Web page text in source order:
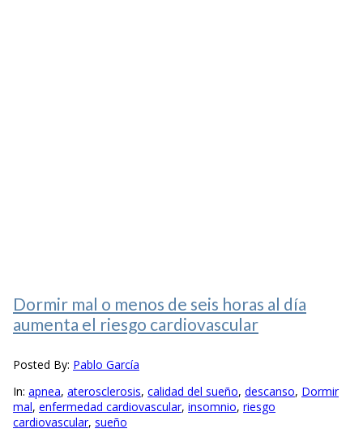
Dormir mal o menos de seis horas al día
aumenta el riesgo cardiovascular
Posted By: Pablo García
In: apnea, aterosclerosis, calidad del sueño, descanso, Dormir
mal, enfermedad cardiovascular, insomnio, riesgo
cardiovascular, sueño